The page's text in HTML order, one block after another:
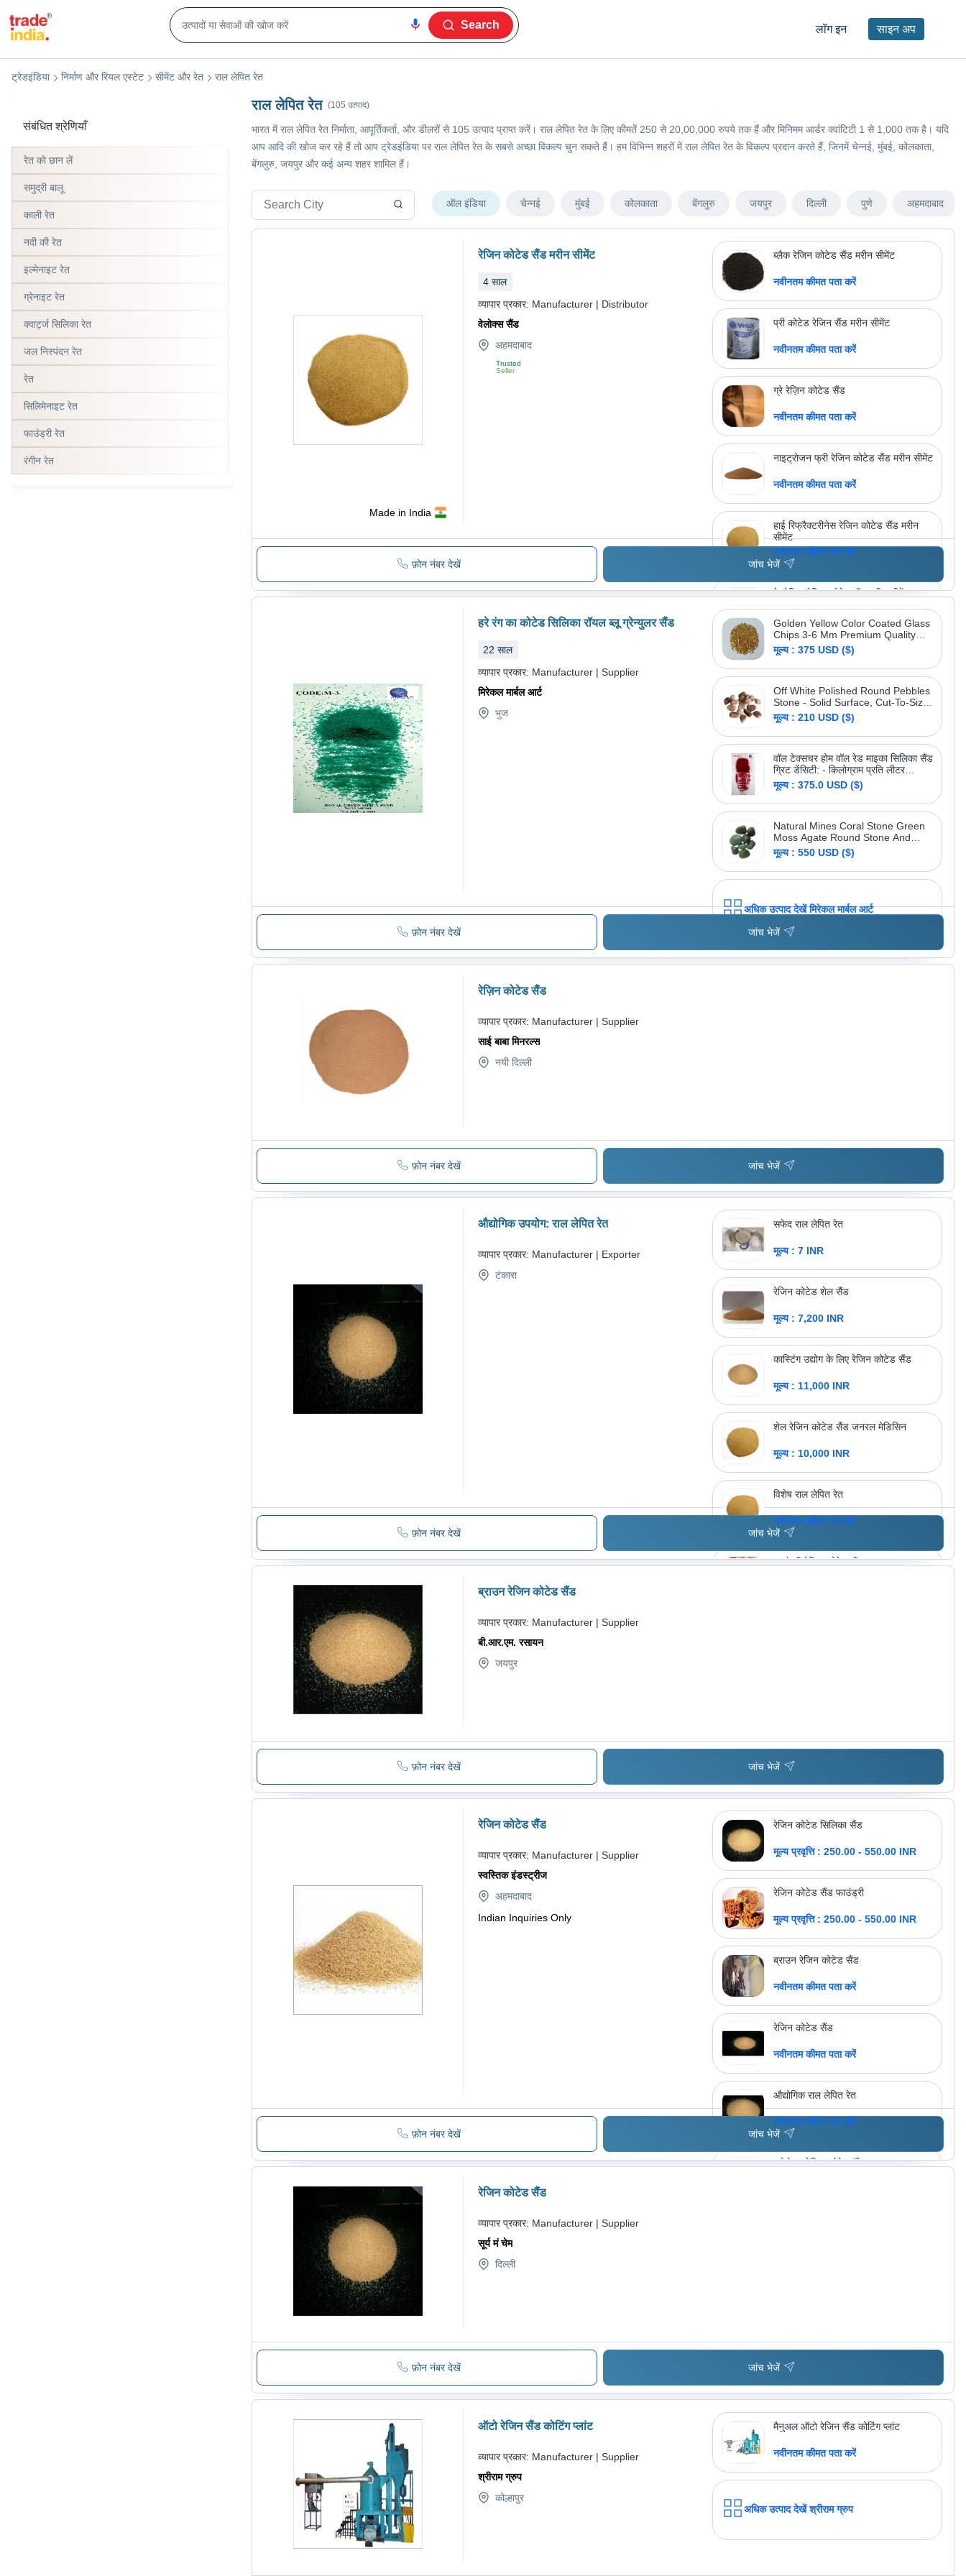
लॉग इन साइन अप
Search
राल लेपित रेत (105 उत्पाद)
भारत में राल लेपित रेत निर्माता, आपूर्तिकर्ता, और डीलरों से 105 उत्पाद प्राप्त करें। राल लेपित रेत के लिए कीमतें 250 से 20,00,000 रुपये तक हैं और मिनिमम आर्डर क्वांटिटी 1 से 1,000 तक है। यदि
आप आदि की खोज कर रहे हैं तो आप ट्रेडइंडिया पर राल लेपित रेत के सबसे अच्छा विकल्प चुन सकते हैं। हम विभिन्न शहरों में राल लेपित रेत के विकल्प प्रदान करते हैं, जिनमें चेन्नई, मुंबई, कोलकाता,
बेंगलुरु, जयपुर और कई अन्य शहर शामिल हैं।
ऑल इंडिया चेन्नई मुंबई कोलकाता बेंगलुरु जयपुर दिल्ली पुणे अहमदाबाद
Made in India
रेजिन कोटेड सैंड मरीन सीमेंट
4 साल
व्यापार प्रकार: Manufacturer | Distributor
वेलोक्स सैंड
अहमदाबाद
Trusted
Seller
ब्लैक रेजिन कोटेड सैंड मरीन सीमेंट
नवीनतम कीमत पता करें
प्री कोटेड रेजिन सैंड मरीन सीमेंट
नवीनतम कीमत पता करें
ग्रे रेज़िन कोटेड सैंड
नवीनतम कीमत पता करें
नाइट्रोजन फ्री रेजिन कोटेड सैंड मरीन सीमेंट
नवीनतम कीमत पता करें
हाई रिफ्रैक्टरीनेस रेजिन कोटेड सैंड मरीन
सीमेंट
नवीनतम कीमत पता करें
फेनोलिक रेजिन कोटेड सैंड मरीन सीमेंट
नवीनतम कीमत पता करें
अधिक उत्पाद देखें वेलोक्स सैंड
फ़ोन नंबर देखें जांच भेजें
हरे रंग का कोटेड सिलिका रॉयल ब्लू ग्रेन्युलर सैंड
22 साल
व्यापार प्रकार: Manufacturer | Supplier
मिरेकल मार्बल आर्ट
भुज
Golden Yellow Color Coated Glass
Chips 3-6 Mm Premium Quality
Glass Products Industrial Epoxy
Terrazzo And Art Work Special
Used Low Price Glass Chips Resin
Art And Craft Used Special Stone
Chips - Density: 2.5 Gram Per
Cubic Centimeter(G/Cm3)
मूल्य : 375 USD ($)
Off White Polished Round Pebbles
Stone - Solid Surface, Cut-To-Size,
White, Polished
मूल्य : 210 USD ($)
वॉल टेक्सचर होम वॉल रेड माइका सिलिका सैंड
ग्रिट डेंसिटी: - किलोग्राम प्रति लीटर
(किलोग्राम/एल)
मूल्य : 375.0 USD ($)
Natural Mines Coral Stone Green
Moss Agate Round Stone And
Pebbles With Polyurethane Resin
Coated Polished - Shape: Lumps
मूल्य : 550 USD ($)
अधिक उत्पाद देखें मिरेकल मार्बल आर्ट
फ़ोन नंबर देखें जांच भेजें
रेज़िन कोटेड सैंड
व्यापार प्रकार: Manufacturer | Supplier
साई बाबा मिनरल्स
नयी दिल्ली
फ़ोन नंबर देखें जांच भेजें
औद्योगिक उपयोग: राल लेपित रेत
व्यापार प्रकार: Manufacturer | Exporter
टंकारा
सफेद राल लेपित रेत
मूल्य : 7 INR
रेजिन कोटेड शेल सैंड
मूल्य : 7,200 INR
कास्टिंग उद्योग के लिए रेजिन कोटेड सैंड
मूल्य : 11,000 INR
शेल रेजिन कोटेड सैंड जनरल मेडिसिन
मूल्य : 10,000 INR
विशेष राल लेपित रेत
नवीनतम कीमत पता करें
फाउंड्री रेजिन कोटेड सैंड
फ़ोन नंबर देखें जांच भेजें
ब्राउन रेजिन कोटेड सैंड
व्यापार प्रकार: Manufacturer | Supplier
बी.आर.एम. रसायन
जयपुर
फ़ोन नंबर देखें जांच भेजें
रेजिन कोटेड सैंड
व्यापार प्रकार: Manufacturer | Supplier
स्वस्तिक इंडस्ट्रीज
अहमदाबाद
Indian Inquiries Only
रेजिन कोटेड सिलिका सैंड
मूल्य प्रवृत्ति : 250.00 - 550.00 INR
रेजिन कोटेड सैंड फाउंड्री
मूल्य प्रवृत्ति : 250.00 - 550.00 INR
ब्राउन रेजिन कोटेड सैंड
नवीनतम कीमत पता करें
रेजिन कोटेड सैंड
नवीनतम कीमत पता करें
औद्योगिक राल लेपित रेत
नवीनतम कीमत पता करें
प्रोसेस्ड रेजिन कोटेड सैंड
फ़ोन नंबर देखें जांच भेजें
रेजिन कोटेड सैंड
व्यापार प्रकार: Manufacturer | Supplier
सूर्य मं चेम
दिल्ली
फ़ोन नंबर देखें जांच भेजें
ऑटो रेजिन सैंड कोटिंग प्लांट
व्यापार प्रकार: Manufacturer | Supplier
श्रीराम ग्रुप
कोल्हापुर
मैनुअल ऑटो रेजिन सैंड कोटिंग प्लांट
नवीनतम कीमत पता करें
अधिक उत्पाद देखें श्रीराम ग्रुप
संबंधित श्रेणियाँ
रेत को छान लें
समुद्री बालू
काली रेत
नदी की रेत
इल्मेनाइट रेत
ग्रेनाइट रेत
क्वार्ट्ज सिलिका रेत
जल निस्पंदन रेत
रेत
सिलिमेनाइट रेत
फाउंड्री रेत
रंगीन रेत
ट्रेडइंडिया निर्माण और रियल एस्टेट सीमेंट और रेत राल लेपित रेत